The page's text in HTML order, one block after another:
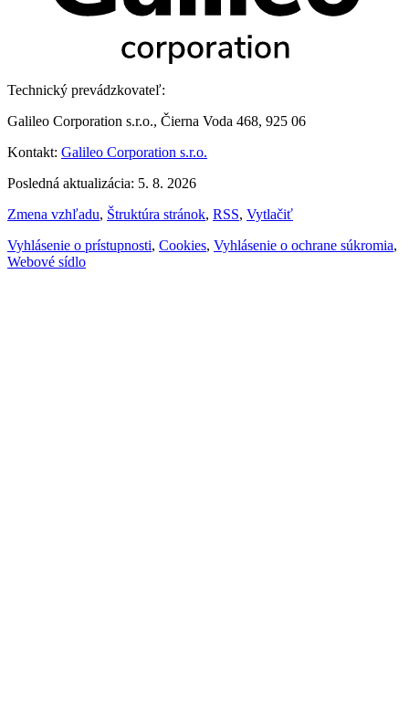
Technický prevádzkovateľ:
Galileo Corporation s.r.o., Čierna Voda 468, 925 06
Kontakt: Galileo Corporation s.r.o.
Posledná aktualizácia: 5. 8. 2026
Zmena vzhľadu, Štruktúra stránok, RSS, Vytlačiť
Vyhlásenie o prístupnosti, Cookies, Vyhlásenie o ochrane súkromia,
Webové sídlo